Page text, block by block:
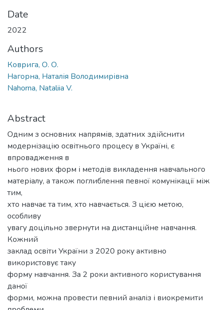
Date
2022
Authors
Коврига, О. О.
Нагорна, Наталія Володимирівна
Nahorna, Nataliia V.
Abstract
Одним з основних напрямів, здатних здійснити
модернізацію освітнього процесу в Україні, є
впровадження в
нього нових форм і методів викладення навчального
матеріалу, а також поглиблення певної комунікації між
тим,
хто навчає та тим, хто навчається. З цією метою,
особливу
увагу доцільно звернути на дистанційне навчання.
Кожний
заклад освіти України з 2020 року активно
використовує таку
форму навчання. За 2 роки активного користування
даної
форми, можна провести певний аналіз і виокремити